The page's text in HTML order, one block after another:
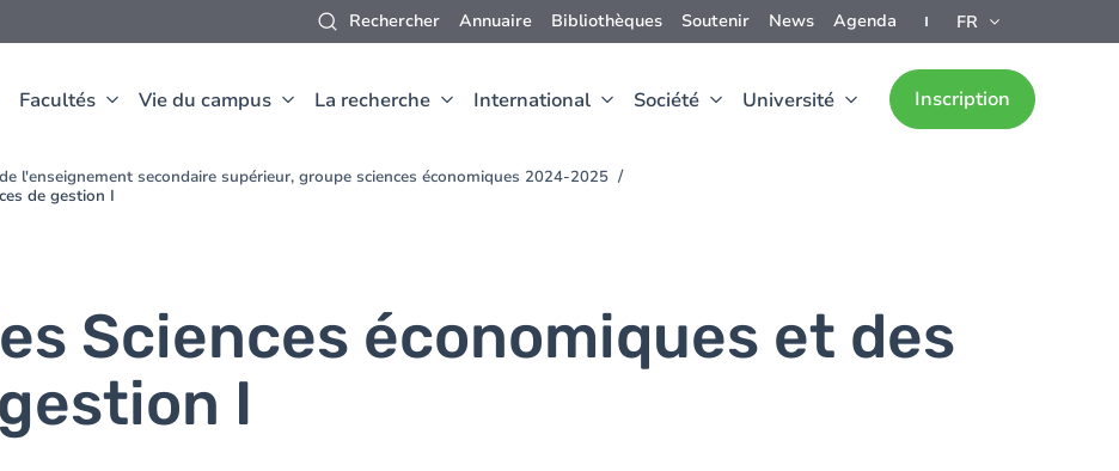
Rechercher Annuaire Bibliothèques Soutenir News Agenda FR
Facultés Vie du campus La recherche International Société Université Inscription
l'enseignement secondaire supérieur, groupe sciences économiques 2024-2025
de gestion I
Sciences économiques et des
I